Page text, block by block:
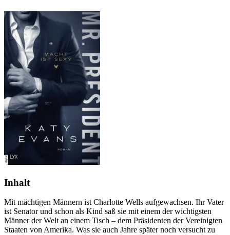
Inhalt
Mit mächtigen Männern ist Charlotte Wells aufgewachsen. Ihr Vater
ist Senator und schon als Kind saß sie mit einem der wichtigsten
Männer der Welt an einem Tisch – dem Präsidenten der Vereinigten
Staaten von Amerika. Was sie auch Jahre später noch versucht zu